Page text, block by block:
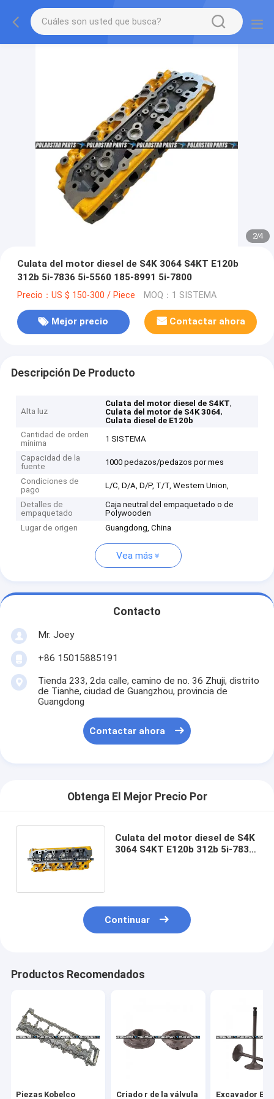
2/4
Culata del motor diesel de S4K 3064 S4KT E120b
312b 5i-7836 5i-5560 185-8991 5i-7800
Precio：US $ 150-300 / Piece MOQ：1 SISTEMA
Mejor precio Contactar ahora
Descripción De Producto
Alta luz
Culata del motor diesel de S4KT,
Culata del motor de S4K 3064,
Culata diesel de E120b
Cantidad de orden
mínima
1 SISTEMA
Capacidad de la
fuente
1000 pedazos/pedazos por mes
Condiciones de
pago
L/C, D/A, D/P, T/T, Western Union,
Detalles de
empaquetado
Caja neutral del empaquetado o de
Polywooden
Lugar de origen
Guangdong, China
Vea más
Contacto
Mr. Joey
+86 15015885191
Tienda 233, 2da calle, camino de no. 36 Zhuji, distrito
de Tianhe, ciudad de Guangzhou, provincia de
Guangdong
Contactar ahora
Obtenga El Mejor Precio Por
Culata del motor diesel de S4K
3064 S4KT E120b 312b 5i-7836
Continuar
Productos Recomendados
Piezas Kobelco Criado r de la válvula Excavador